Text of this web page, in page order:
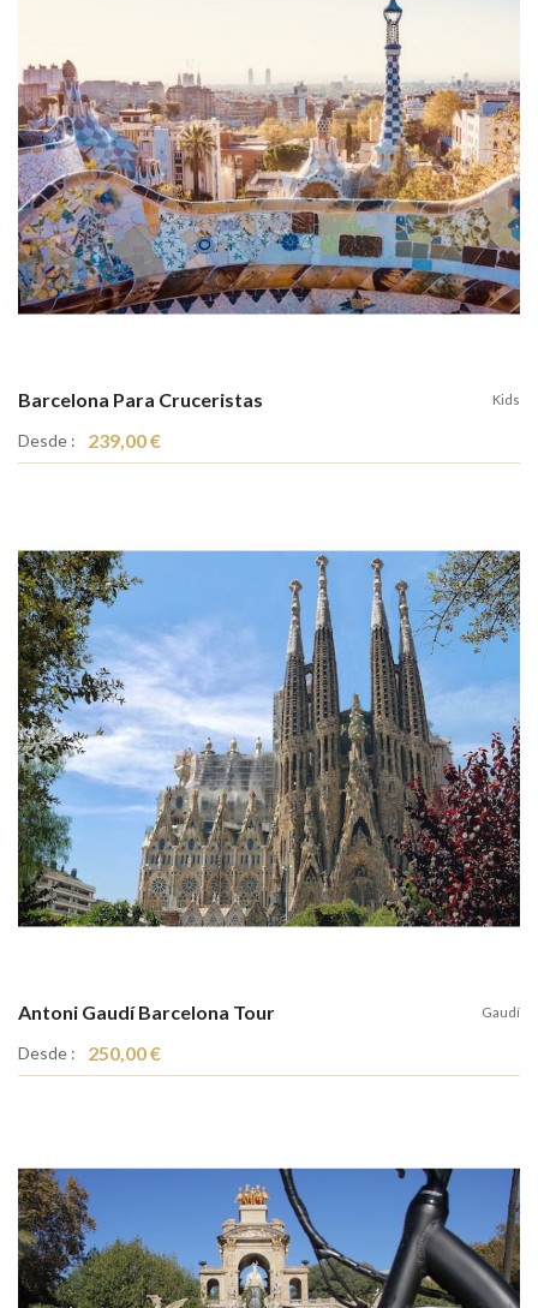
Barcelona Para Cruceristas Kids
Desde : 239,00 €
Antoni Gaudí Barcelona Tour Gaudí
Desde : 250,00 €